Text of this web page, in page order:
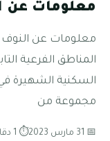
معلومات عن النوف 2
المناطق الفرعية
مجموعة من
📅 31 مارس 2023 ⏱ 1 دقائق قراءة